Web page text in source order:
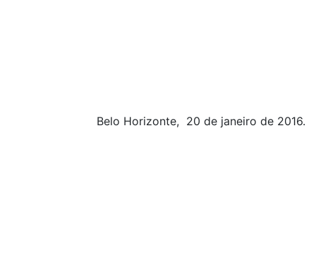
Belo Horizonte, 20 de janeiro de 2016.